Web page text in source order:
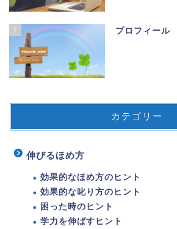
7 プロフィール
カテゴリー
伸びるほめ方
効果的なほめ方のヒント
効果的な叱り方のヒント
困った時のヒント
学力を伸ばすヒント